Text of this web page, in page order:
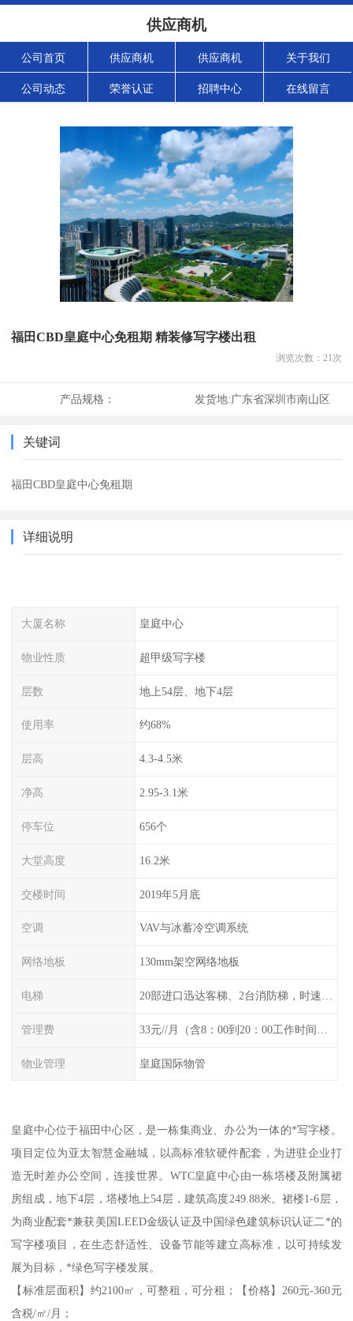
供应商机
公司首页 供应商机 供应商机 关于我们
公司动态 荣誉认证 招聘中心 在线留言
福田CBD皇庭中心免租期 精装修写字楼出租
浏览次数： 21次
产品规格： 发货地:广东省深圳市南山区
关键词
福田CBD皇庭中心免租期
详细说明
大厦名称 皇庭中心
物业性质 超甲级写字楼
层数 地上54层、地下4层
使用率 约68%
层高 4.3-4.5米
净高 2.95-3.1米
停车位 656个
大堂高度 16.2米
交楼时间 2019年5月底
空调 VAV与冰蓄冷空调系统
网络地板 130mm架空网络地板
电梯
管理费
物业管理 皇庭国际物管
皇庭中心位于福田中心区，是一栋集商业、办公为一体的*写字楼。
项目定位为亚太智慧金融城，以高标准软硬件配套，为进驻企业打
造无时差办公空间，连接世界。WTC皇庭中心由一栋塔楼及附属裙
房组成，地下4层，塔楼地上54层，建筑高度249.88米。裙楼1-6层，
为商业配套*兼获美国LEED金级认证及中国绿色建筑标识认证二*的
写字楼项目，在生态舒适性、设备节能等建立高标准，以可持续发
展为目标，*绿色写字楼发展。
【标准层面积】约2100㎡，可整租，可分租；【价格】260元-360元
含税/㎡/月；